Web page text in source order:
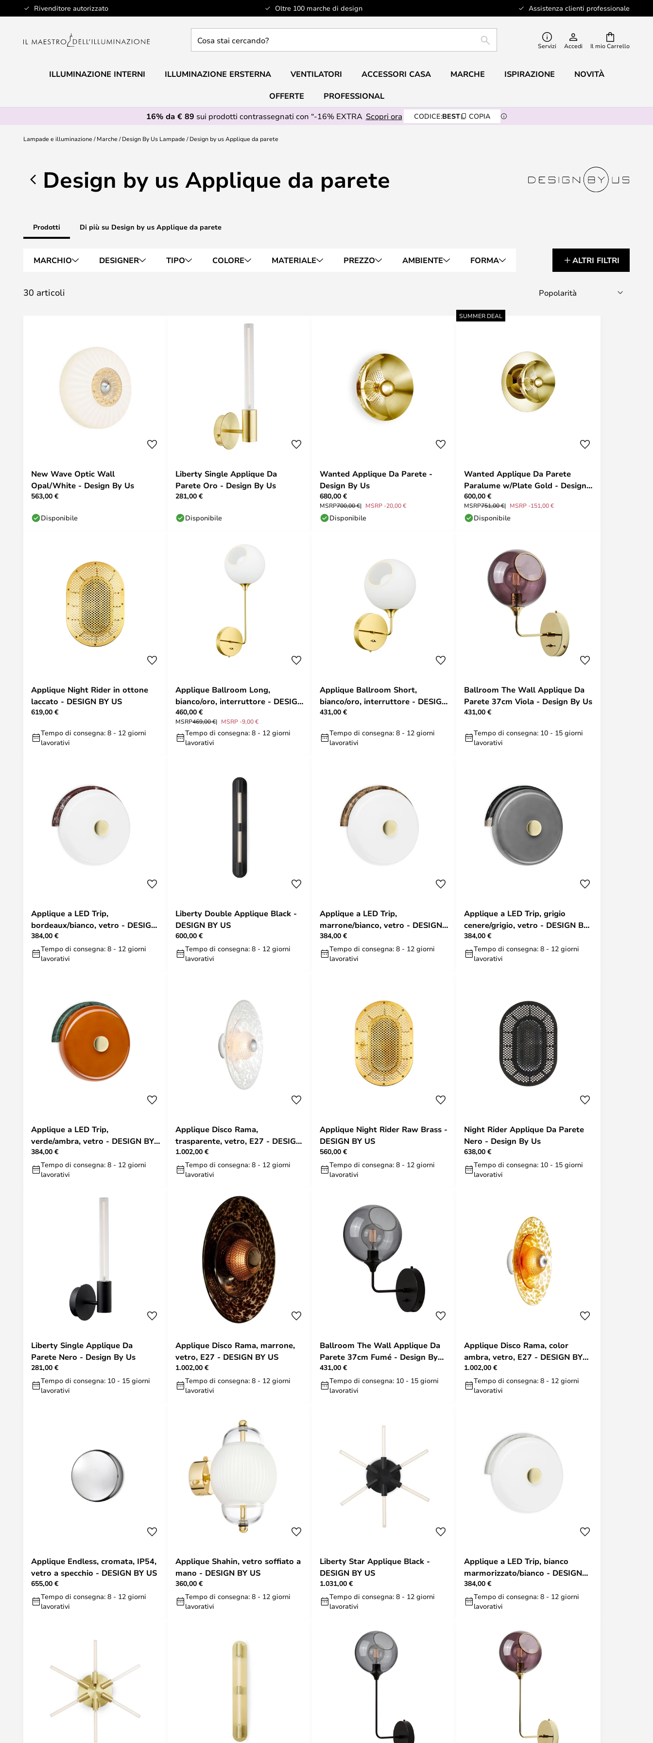
Rivenditore autorizzato Oltre 100 marche di design Assistenza clienti professionale
Salta
al
Il mio Carrello
stai
RICERCA Servizi Accedi
ILLUMINAZIONE INTERNI ILLUMINAZIONE ERSTERNA VENTILATORI ACCESSORI CASA MARCHE ISPIRAZIONE NOVITÀ
OFFERTE
PROFESSIONAL
16% da € 89 sui prodotti contrassegnati con “-16% EXTRA Scopri ora CODICE:BEST COPIA
Lampade e illuminazione Marche Design By Us Lampade Design by us Applique da parete
Design by us Applique da parete
Prodotti Di più su Design by us Applique da parete
MARCHIO DESIGNER TIPO COLORE MATERIALE PREZZO AMBIENTE FORMA ALTRI FILTRI
30 articoli
New Wave Optic Wall
Opal/White - Design By Us
563,00 €
Disponibile
Liberty Single Applique Da
Parete Oro - Design By Us
281,00 €
Disponibile
Wanted Applique Da Parete -
Design By Us
680,00 €
MSRP700,00 € MSRP -20,00 €
Disponibile
SUMMER DEAL
Wanted Applique Da Parete
Paralume w/Plate Gold - Design
By Us
600,00 €
MSRP751,00 € MSRP -151,00 €
Disponibile
Applique Night Rider in ottone
laccato - DESIGN BY US
619,00 €
Tempo di consegna: 8 - 12 giorni
lavorativi
Applique Ballroom Long,
bianco/oro, interruttore - DESIGN
BY US
460,00 €
MSRP469,00 € MSRP -9,00 €
Tempo di consegna: 8 - 12 giorni
lavorativi
Applique Ballroom Short,
bianco/oro, interruttore - DESIGN
BY US
431,00 €
Tempo di consegna: 8 - 12 giorni
lavorativi
Ballroom The Wall Applique Da
Parete 37cm Viola - Design By Us
431,00 €
Tempo di consegna: 10 - 15 giorni
lavorativi
Applique a LED Trip,
bordeaux/bianco, vetro - DESIGN
BY US
384,00 €
Tempo di consegna: 8 - 12 giorni
lavorativi
Liberty Double Applique Black -
DESIGN BY US
600,00 €
Tempo di consegna: 8 - 12 giorni
lavorativi
Applique a LED Trip,
marrone/bianco, vetro - DESIGN
BY US
384,00 €
Tempo di consegna: 8 - 12 giorni
lavorativi
Applique a LED Trip, grigio
cenere/grigio, vetro - DESIGN BY
US
384,00 €
Tempo di consegna: 8 - 12 giorni
lavorativi
Applique a LED Trip,
verde/ambra, vetro - DESIGN BY
US
384,00 €
Tempo di consegna: 8 - 12 giorni
lavorativi
Applique Disco Rama,
trasparente, vetro, E27 - DESIGN
BY US
1.002,00 €
Tempo di consegna: 8 - 12 giorni
lavorativi
Applique Night Rider Raw Brass -
DESIGN BY US
560,00 €
Tempo di consegna: 8 - 12 giorni
lavorativi
Night Rider Applique Da Parete
Nero - Design By Us
638,00 €
Tempo di consegna: 10 - 15 giorni
lavorativi
Liberty Single Applique Da
Parete Nero - Design By Us
281,00 €
Tempo di consegna: 10 - 15 giorni
lavorativi
Applique Disco Rama, marrone,
vetro, E27 - DESIGN BY US
1.002,00 €
Tempo di consegna: 8 - 12 giorni
lavorativi
Ballroom The Wall Applique Da
Parete 37cm Fumé - Design By
Us
431,00 €
Tempo di consegna: 10 - 15 giorni
lavorativi
Applique Disco Rama, color
ambra, vetro, E27 - DESIGN BY
US
1.002,00 €
Tempo di consegna: 8 - 12 giorni
lavorativi
Applique Endless, cromata, IP54,
vetro a specchio - DESIGN BY US
655,00 €
Tempo di consegna: 8 - 12 giorni
lavorativi
Applique Shahin, vetro soffiato a
mano - DESIGN BY US
360,00 €
Tempo di consegna: 8 - 12 giorni
lavorativi
Liberty Star Applique Black -
DESIGN BY US
1.031,00 €
Tempo di consegna: 8 - 12 giorni
lavorativi
Applique a LED Trip, bianco
marmorizzato/bianco - DESIGN
BY US
384,00 €
Tempo di consegna: 8 - 12 giorni
lavorativi